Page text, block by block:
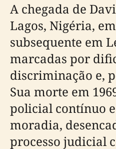
A chegada de
Lagos, Nigéria,
subsequente em
marcadas por
discriminação e,
Sua morte em
policial contínuo
moradia,
processo judicial